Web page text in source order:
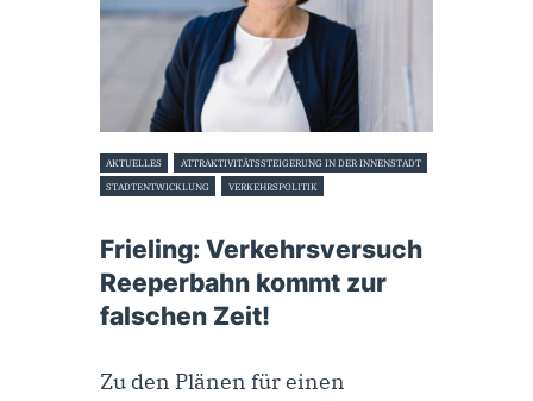
AKTUELLES
ATTRAKTIVITÄTSSTEIGERUNG IN DER INNENSTADT
STADTENTWICKLUNG
VERKEHRSPOLITIK
Frieling: Verkehrsversuch
Reeperbahn kommt zur
falschen Zeit!
Zu den Plänen für einen